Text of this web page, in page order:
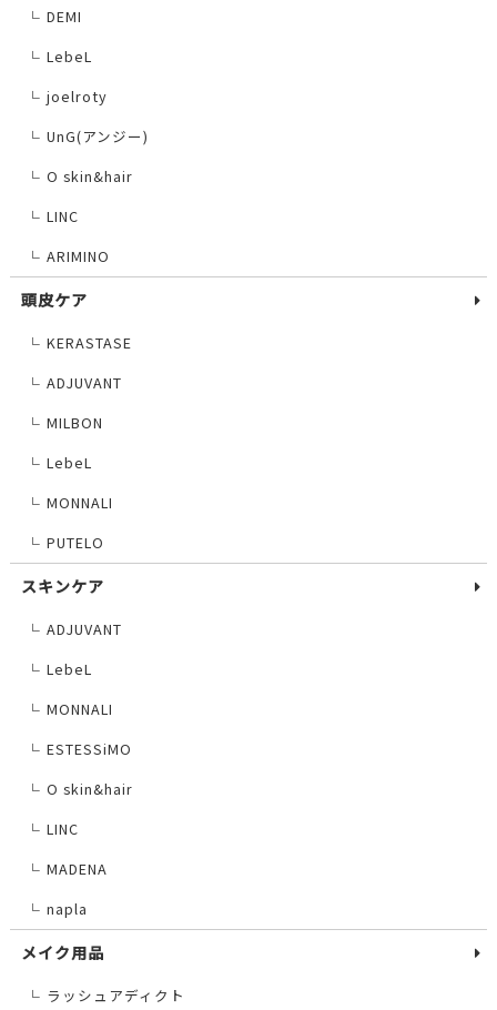
└ DEMI
└ LebeL
└ joelroty
└ UnG(アンジー)
└ O skin&hair
└ LINC
└ ARIMINO
頭皮ケア
└ KERASTASE
└ ADJUVANT
└ MILBON
└ LebeL
└ MONNALI
└ PUTELO
スキンケア
└ ADJUVANT
└ LebeL
└ MONNALI
└ ESTESSiMO
└ O skin&hair
└ LINC
└ MADENA
└ napla
メイク用品
└ ラッシュアディクト